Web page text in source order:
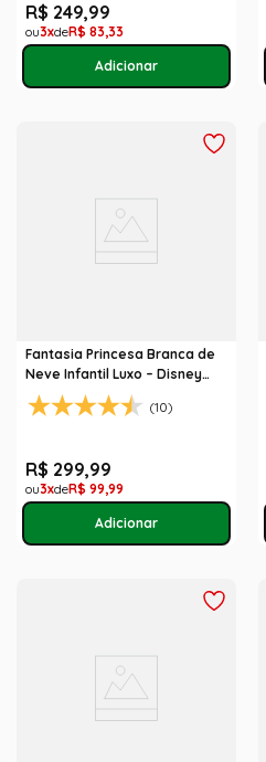
R$ 249,99
3 R$ 83,33
Fantasia Princesa Branca de
Neve Infantil Luxo – Disney
Princesas
(10)
R$ 299,99
3 R$ 99,99